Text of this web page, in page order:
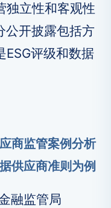
独立性和客观性
开披露包括方
ESG评级和数据
商监管案例分析
供应商准则为例
融监管局